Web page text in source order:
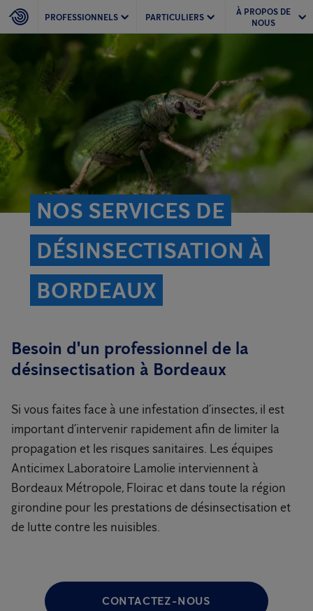
PROFESSIONNELS PARTICULIERS
À PROPOS DE
NOUS
NOS SERVICES DE
DÉSINSECTISATION À
BORDEAUX
Besoin d'un professionnel de la
désinsectisation à Bordeaux
Si vous faites face à une infestation d’insectes, il est
important d’intervenir rapidement afin de limiter la
propagation et les risques sanitaires. Les équipes
Anticimex Laboratoire Lamolie interviennent à
Bordeaux Métropole, Floirac et dans toute la région
girondine pour les prestations de désinsectisation et
de lutte contre les nuisibles.
CONTACTEZ-NOUS